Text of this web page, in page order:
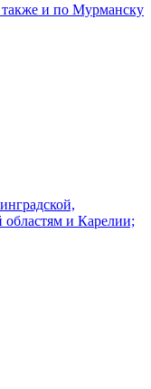
также и по Мурманску
областям и Карелии;